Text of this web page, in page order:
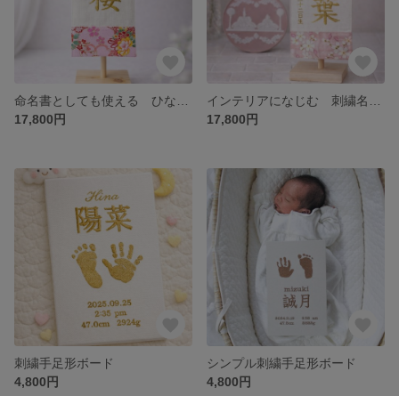
17,800円
17,800円
刺繍手足形ボード
4,800円
シンプル刺繍手足形ボード
4,800円